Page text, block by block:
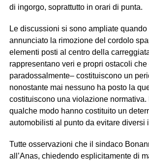
di ingorgo, soprattutto in orari di punta.
Le discussioni si sono ampliate
annunciato la rimozione del cordolo
elementi posti al centro della
rappresentano veri e propri ostacoli che
paradossalmente– costituiscono un
nonostante mai nessuno ha posto la
costituiscono una violazione normativa.
qualche modo hanno costituito un
automobilisti al punto da evitare diversi
Tutte osservazioni che il sindaco
all’Anas, chiedendo esplicitamente di